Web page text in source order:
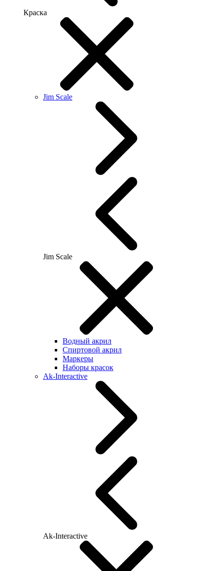
Краска
Jim Scale
Jim Scale
Водный акрил
Спиртовой акрил
Маркеры
Наборы красок
Ak-Interactive
Ak-Interactive